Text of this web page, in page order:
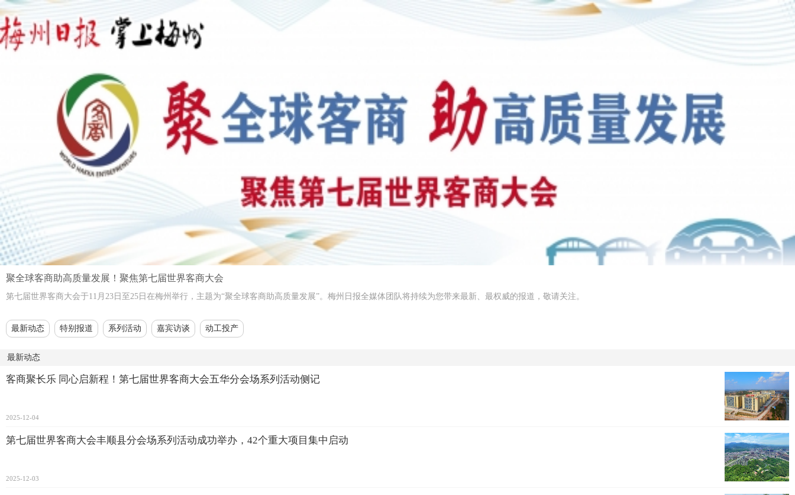
聚全球客商助高质量发展！聚焦第七届世界客商大会
第七届世界客商大会于11月23日至25日在梅州举行，主题为“聚全球客商助高质量发展”。梅州日报全媒体团队将持续为您带来最新、最权威的报道，敬请关注。
最新动态 特别报道 系列活动 嘉宾访谈 动工投产
最新动态
客商聚长乐 同心启新程！第七届世界客商大会五华分会场系列活动侧记
2025-12-04
第七届世界客商大会丰顺县分会场系列活动成功举办，42个重大项目集中启动
2025-12-03